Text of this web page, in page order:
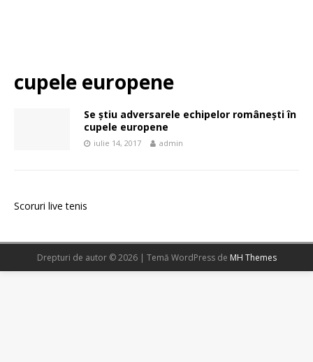
cupele europene
Se știu adversarele echipelor românești în
cupele europene
iulie 14, 2017 admin
Scoruri live tenis
Drepturi de autor © 2026 | Temă WordPress de MH Themes